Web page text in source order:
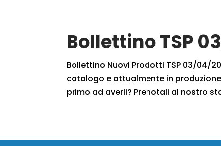
Bollettino TSP
Bollettino Nuovi Prodotti TSP 03/04/
catalogo e attualmente in
primo ad averli? Prenotali al nostro